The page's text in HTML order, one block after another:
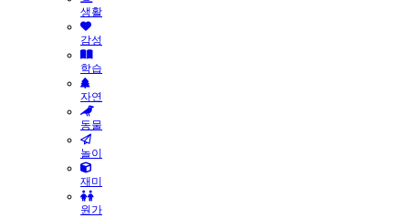
생활
감성
학습
자연
동물
놀이
재미
원가